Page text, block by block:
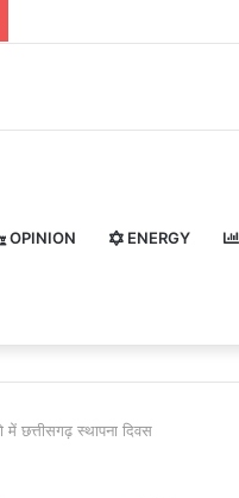
OPINION ENERGY
छत्तीसगढ़ स्थापना दिवस